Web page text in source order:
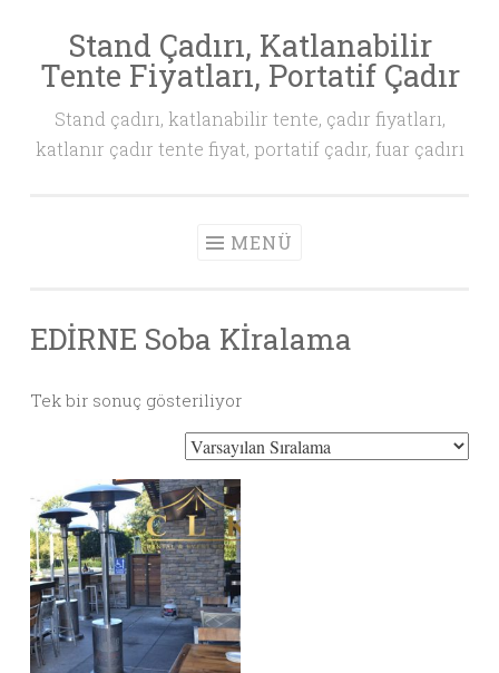
İçeriğe
geç
Stand Çadırı, Katlanabilir
Tente Fiyatları, Portatif Çadır
Stand çadırı, katlanabilir tente, çadır fiyatları,
katlanır çadır tente fiyat, portatif çadır, fuar çadırı
MENÜ
EDİRNE Soba Kİralama
Tek bir sonuç gösteriliyor